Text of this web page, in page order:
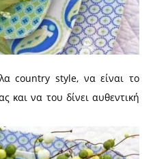
country style, να είναι το
και να του δίνει αυθεντική